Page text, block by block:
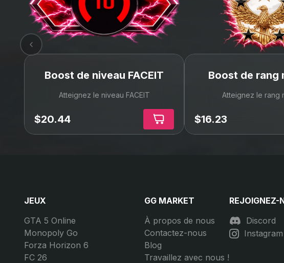
Boost de niveau FACEIT
Atteignez le niveau FACEIT
$20.44
Boost de rang
Atteignez le rang
$16.23
JEUX
GTA 5 Online
Monopoly Go
Forza Horizon 6
FC 26
GG MARKET
À propos de nous
Contactez-nous
Blog
Travaillez avec nous !
REJOIGNEZ-
Discord
Instagram